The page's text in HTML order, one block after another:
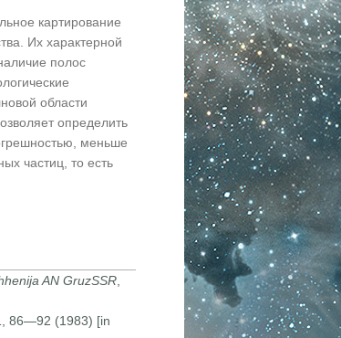
картирование
Их характерной
полос
области
определить
меньше
частиц, то есть
AN GruzSSR,
86—92 (1983) [in